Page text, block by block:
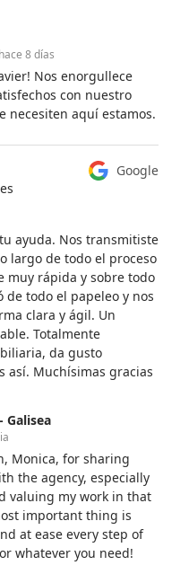
hace 8 días
Nos enorgullece
con nuestro
necesiten aquí estamos.
Google
ayuda. Nos transmitiste
largo de todo el proceso
muy rápida y sobre todo
de todo el papeleo y nos
clara y ágil. Un
Totalmente
da gusto
así. Muchísimas gracias
Galisea
Monica, for sharing
the agency, especially
valuing my work in that
important thing is
at ease every step of
whatever you need!